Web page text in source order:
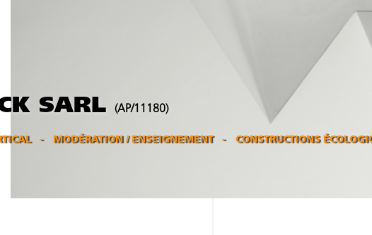
SARL (AP/11180)
MODÉRATION / ENSEIGNEMENT CONSTRUCTIONS